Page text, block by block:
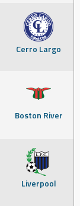
Cerro Largo
Boston River
Liverpool